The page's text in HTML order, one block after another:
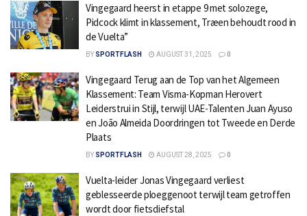
Vingegaard heerst in etappe 9 met solozege,
Pidcock klimt in klassement, Træen behoudt rood in
de Vuelta”
BY SPORTFLASH AUGUST 31, 2025 0
Vingegaard Terug aan de Top van het Algemeen
Klassement: Team Visma-Kopman Herovert
Leiderstrui in Stijl, terwijl UAE-Talenten Juan Ayuso
en João Almeida Doordringen tot Tweede en Derde
Plaats
BY SPORTFLASH AUGUST 28, 2025 0
Vuelta-leider Jonas Vingegaard verliest
geblesseerde ploeggenoot terwijl team getroffen
wordt door fietsdiefstal